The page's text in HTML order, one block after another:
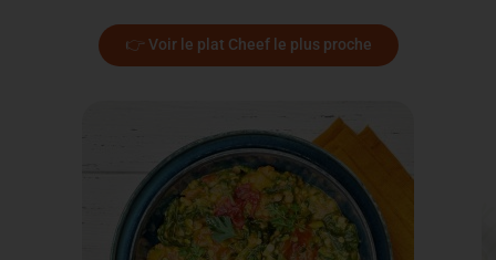
👉 Voir le plat Cheef le plus proche